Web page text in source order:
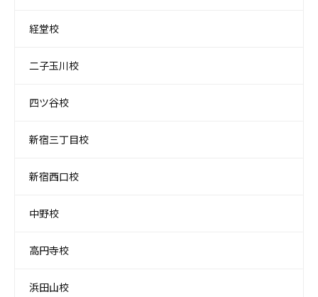
経堂校
二子玉川校
四ツ谷校
新宿三丁目校
新宿西口校
中野校
高円寺校
浜田山校